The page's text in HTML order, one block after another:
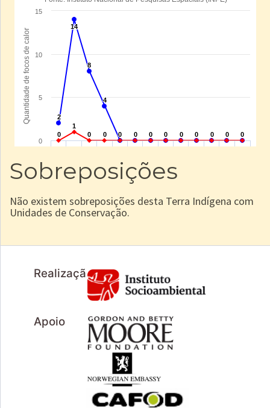
Sobreposições
Não existem sobreposições desta Terra Indígena com
Unidades de Conservação.